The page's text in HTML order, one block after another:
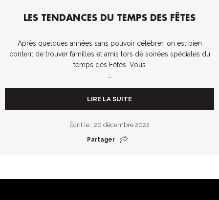
LES TENDANCES DU TEMPS DES FÊTES
Après quelques années sans pouvoir célébrer, on est bien
content de trouver familles et amis lors de soirées spéciales du
temps des Fêtes. Vous
LIRE LA SUITE
Écrit le : 20 décembre 2022
Partager